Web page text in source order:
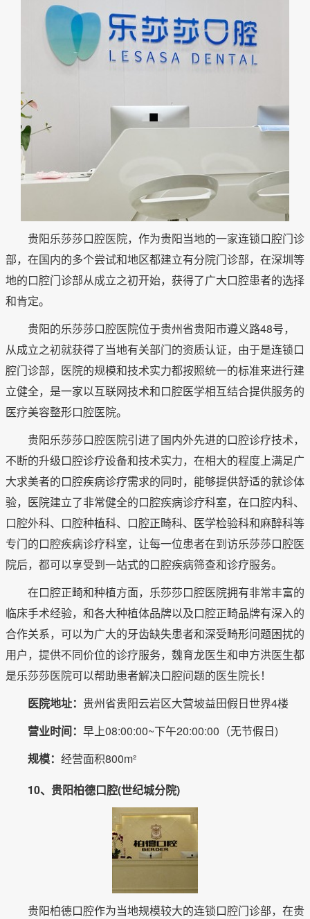
贵阳乐莎莎口腔医院，作为贵阳当地的一家连锁口腔门诊
部，在国内的多个尝试和地区都建立有分院门诊部，在深圳等
地的口腔门诊部从成立之初开始，获得了广大口腔患者的选择
和肯定。
贵阳的乐莎莎口腔医院位于贵州省贵阳市遵义路48号，
从成立之初就获得了当地有关部门的资质认证，由于是连锁口
腔门诊部，医院的规模和技术实力都按照统一的标准来进行建
立健全，是一家以互联网技术和口腔医学相互结合提供服务的
医疗美容整形口腔医院。
贵阳乐莎莎口腔医院引进了国内外先进的口腔诊疗技术，
不断的升级口腔诊疗设备和技术实力，在相大的程度上满足广
大求美者的口腔疾病诊疗需求的同时，能够提供舒适的就诊体
验，医院建立了非常健全的口腔疾病诊疗科室，在口腔内科、
口腔外科、口腔种植科、口腔正畸科、医学检验科和麻醉科等
专门的口腔疾病诊疗科室，让每一位患者在到访乐莎莎口腔医
院后，都可以享受到一站式的口腔疾病筛查和诊疗服务。
在口腔正畸和种植方面，乐莎莎口腔医院拥有非常丰富的
临床手术经验，和各大种植体品牌以及口腔正畸品牌有深入的
合作关系，可以为广大的牙齿缺失患者和深受畸形问题困扰的
用户，提供不同价位的诊疗服务，魏育龙医生和申方洪医生都
是乐莎莎医院可以帮助患者解决口腔问题的医生院长！
医院地址： 贵州省贵阳云岩区大营坡益田假日世界4楼
营业时间： 早上08:00:00~下午20:00:00（无节假日)
规模： 经营面积800m²
10、贵阳柏德口腔(世纪城分院)
贵阳柏德口腔作为当地规模较大的连锁口腔门诊部，在贵